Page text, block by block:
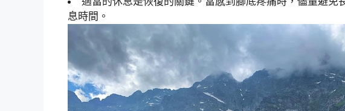
息時間。